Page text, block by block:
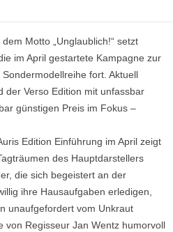
Motto „Unglaublich!“ setzt
im April gestartete Kampagne zur
fort. Aktuell
der Verso Edition mit unfassbar
günstigen Preis im Fokus –
Edition Einführung im April zeigt
des Hauptdarstellers
die sich begeistert an der
ihre Hausaufgaben erledigen,
unaufgefordert vom Unkraut
von Regisseur Jan Wentz humorvoll